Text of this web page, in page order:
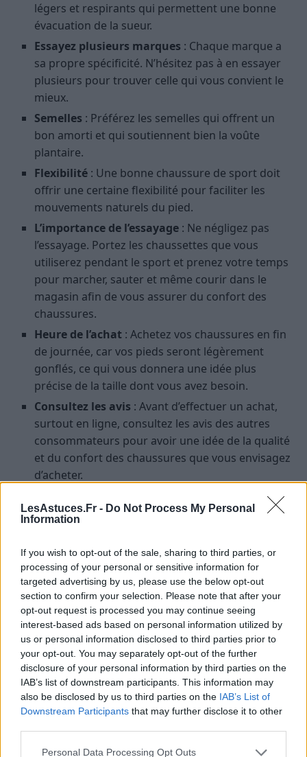
LesAstuces.Fr - Do Not Process My Personal
Information
If you wish to opt-out of the sale, sharing to third parties, or
processing of your personal or sensitive information for
targeted advertising by us, please use the below opt-out
section to confirm your selection. Please note that after your
opt-out request is processed you may continue seeing
interest-based ads based on personal information utilized by
us or personal information disclosed to third parties prior to
your opt-out. You may separately opt-out of the further
disclosure of your personal information by third parties on the
IAB’s list of downstream participants. This information may
also be disclosed by us to third parties on the IAB’s List of
Downstream Participants that may further disclose it to other
Personal Data Processing Opt Outs
légers et respirants qui permettent une bonne
évacuation de la sueur.
Essayez plusieurs marques : Chaque marque a
sa propre spécificité. N’hésitez pas à en essayer
plusieurs pour trouver celle qui vous convient le
mieux.
Semelles : Préférez les semelles qui offrent un
bon amorti et qui soutiennent bien la voûte
plantaire.
Flexibilité : Une bonne chaussure de sport doit
offrir une certaine flexibilité pour faciliter les
mouvements naturels du pied.
L’importance de l’essayage : Ne négligez pas
l’essayage. Portez les chaussettes que vous
utiliserez pendant le sport et prenez votre temps
pour marcher, sauter et même courir dans le
magasin afin de vous assurer du confort des
chaussures.
Heure de l’achat : Achetez vos chaussures en fin
de journée, car vos pieds seront légèrement
gonflés, ce qui vous donnera une idée plus
précise de la taille dont vous avez besoin.
Consultez les avis : Avant d’effectuer un achat,
surtout en ligne, consultez les avis des autres
consommateurs pour avoir une idée de la qualité
et du confort des chaussures que vous envisagez
d’acheter.
Conclusion
chaussures de sport, vous mettez toutes les chances
de votre côté pour une expérience sportive réussie et
sans douleurs. Rappelez-vous que des chaussures de
sport bien choisies sont votre meilleur allié pour
atteindre vos objectifs sportifs.
SPORT